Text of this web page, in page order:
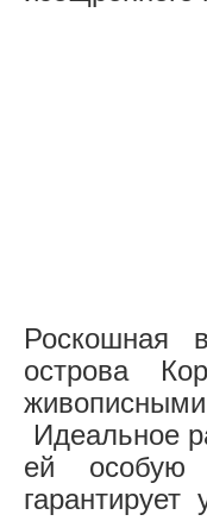
острова
Идеальное
ей особую